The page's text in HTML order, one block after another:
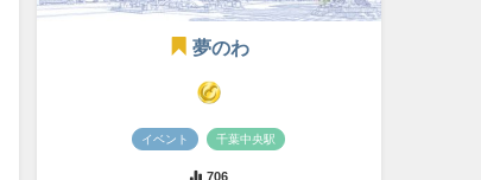
夢のわ
イベント 千葉中央駅
706